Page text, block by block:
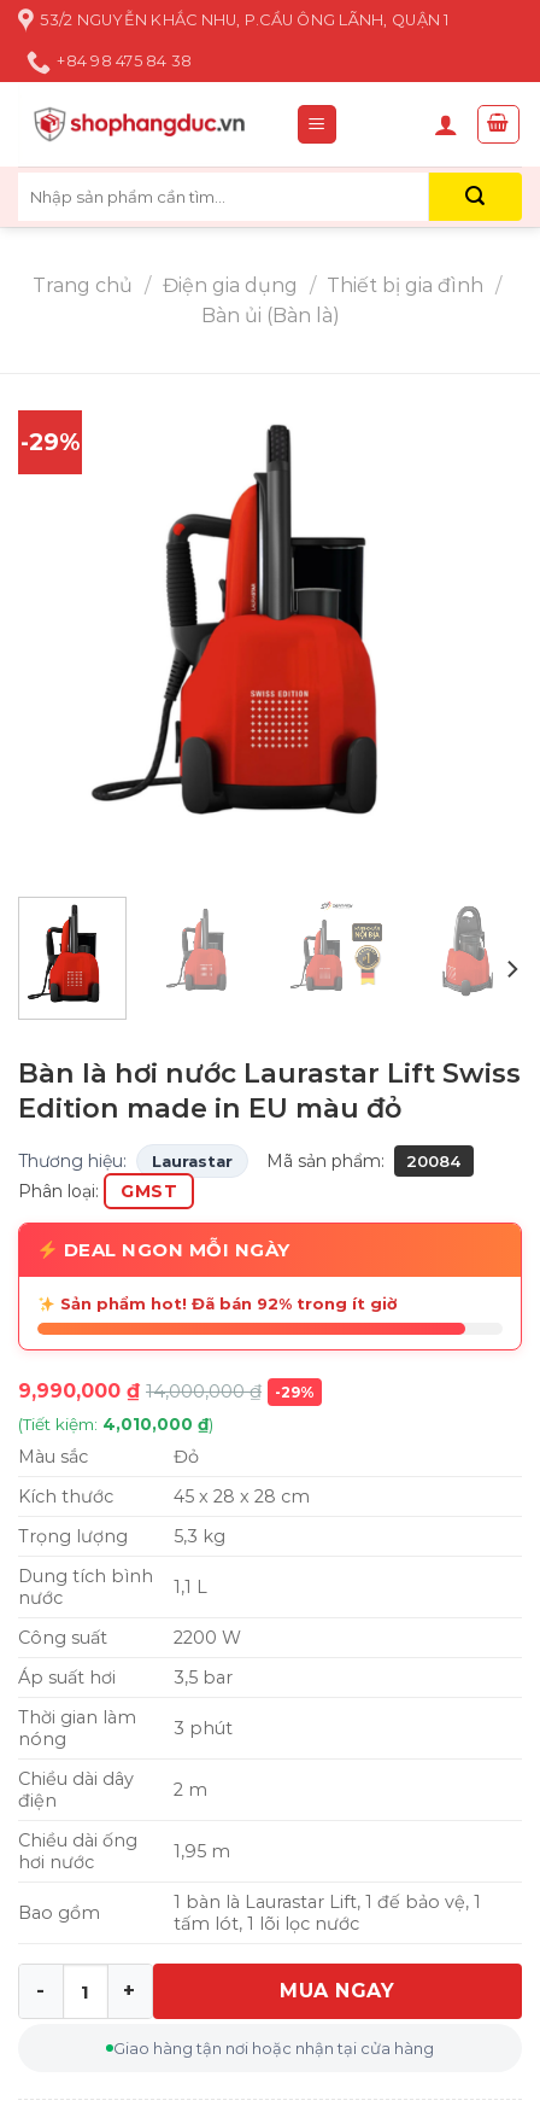
Skip
content
53/2 NGUYỄN KHẮC NHU, P.CẦU ÔNG LÃNH, QUẬN 1
+84 98 475 84 38
kiếm:
Trang chủ / Điện gia dụng / Thiết bị gia đình /
Bàn ủi (Bàn là)
-29%
Bàn là hơi nước Laurastar Lift Swiss
Edition made in EU màu đỏ
Thương hiệu: Laurastar Mã sản phẩm: 20084
Phân loại: GMST
DEAL NGON MỖI NGÀY
Sản phẩm hot! Đã bán 92% trong ít giờ
9,990,000 ₫ 14,000,000₫ -29%
(Tiết kiệm: 4,010,000 ₫)
Màu sắc
Đỏ
Kích thước
45 x 28 x 28 cm
Trọng lượng
5,3 kg
Dung tích bình
nước
1,1 L
Công suất
2200 W
Áp suất hơi
3,5 bar
Thời gian làm
nóng
3 phút
Chiều dài dây
điện
2 m
Chiều dài ống
hơi nước
1,95 m
Bao gồm
1 bàn là Laurastar Lift, 1 đế bảo vệ, 1
tấm lót, 1 lõi lọc nước
Bàn là hơi nước Laurastar Lift Swiss Edition made in EU
MUA NGAY
Giao hàng tận nơi hoặc nhận tại cửa hàng